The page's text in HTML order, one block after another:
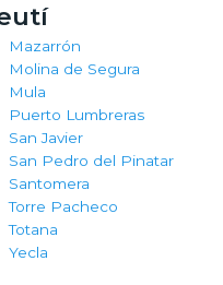
Mazarrón
Molina de Segura
Mula
Puerto Lumbreras
San Javier
San Pedro del Pinatar
Santomera
Torre Pacheco
Totana
Yecla